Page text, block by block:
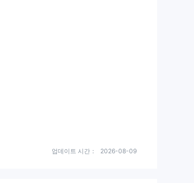
업데이트 시간： 2026-08-09